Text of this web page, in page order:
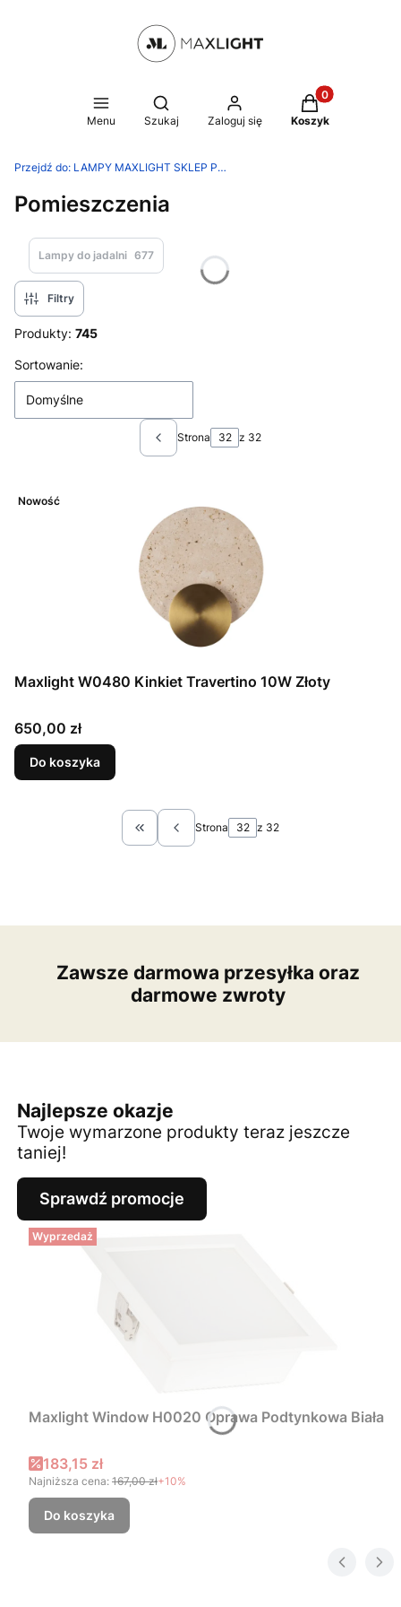
Menu
Otwórz wyszukiwarkę
Szukaj Zaloguj się
Produkty w
Koszyk
Przejdź do: LAMPY MAXLIGHT SKLEP PRODUCENTA
Pomieszczenia
Lampy do jadalni 677
Filtry
Produkty: 745
Lista produktów
Sortowanie:
Domyślne
Poprzednie produkty
Strona z 32
Nowość
Maxlight W0480 Kinkiet Travertino 10W Złoty
Cena
650,00 zł
Do koszyka
Wróć do pierwszej strony z produktami
Strona z 32
Zawsze darmowa przesyłka oraz
darmowe zwroty
Najlepsze okazje
Twoje wymarzone produkty teraz jeszcze
taniej!
Sprawdź promocje
Wyprzedaż
Maxlight Window H0020 Oprawa Podtynkowa Biała
Cena promocyjna
183,15 zł
Najniższa cena: 167,00 zł+10%
Do koszyka